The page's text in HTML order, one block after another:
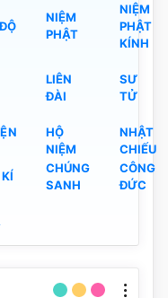
NIỆM
PHẬT
NIỆM
PHẬT
KÍNH
LIÊN
ĐÀI
SƯ
TỬ
HỘ
NIỆM
NHẬT
CHIẾU
CHÚNG
SANH
CÔNG
ĐỨC